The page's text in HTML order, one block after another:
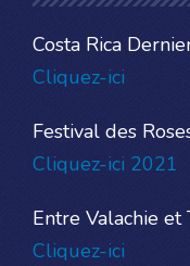
Costa Rica
Cliquez-ici
Festival des
Cliquez-ici 2021
Entre Valachie et
Cliquez-ici